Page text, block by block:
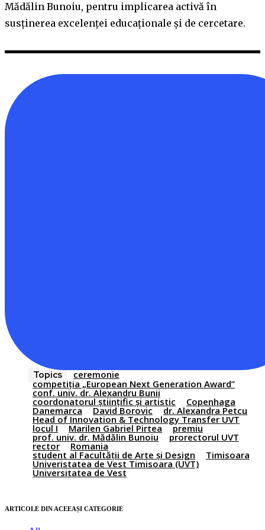
Mădălin Bunoiu, pentru implicarea activă în
susținerea excelenței educaționale și de cercetare.
Topics
ceremonie
competiția „European Next Generation Award”
conf. univ. dr. Alexandru Bunii
coordonatorul științific și artistic Copenhaga
Danemarca David Borovic dr. Alexandra Petcu
Head of Innovation & Technology Transfer UVT
locul I Marilen Gabriel Pirtea premiu
prof. univ. dr. Mădălin Bunoiu prorectorul UVT
rector Romania
student al Facultății de Arte și Design Timisoara
Univeristatea de Vest Timisoara (UVT)
Universitatea de Vest
ARTICOLE DIN ACEEAȘI CATEGORIE